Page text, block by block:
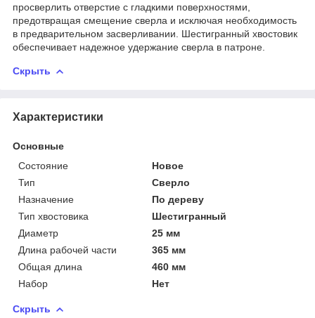
просверлить отверстие с гладкими поверхностями,
предотвращая смещение сверла и исключая необходимость
в предварительном засверливании. Шестигранный хвостовик
обеспечивает надежное удержание сверла в патроне.
Скрыть
Характеристики
Основные
Состояние
Новое
Тип
Сверло
Назначение
По дереву
Тип хвостовика
Шестигранный
Диаметр
25 мм
Длина рабочей части
365 мм
Общая длина
460 мм
Набор
Нет
Скрыть